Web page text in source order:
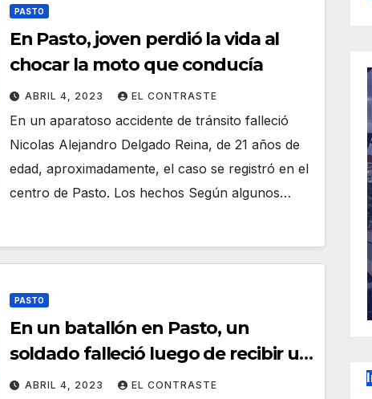
PASTO
En Pasto, joven perdió la vida al
chocar la moto que conducía
ABRIL 4, 2023 EL CONTRASTE
En un aparatoso accidente de tránsito falleció
Nicolas Alejandro Delgado Reina, de 21 años de
edad, aproximadamente, el caso se registró en el
centro de Pasto. Los hechos Según algunos…
PASTO
En un batallón en Pasto, un
soldado falleció luego de recibir un
disparo
ABRIL 4, 2023 EL CONTRASTE